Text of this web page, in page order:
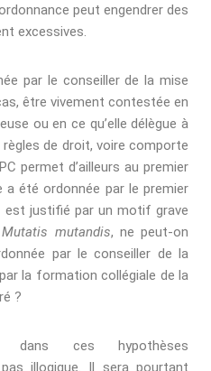
peut engendrer des
excessives.
par le conseiller de la mise
être vivement contestée en
ou en ce qu’elle délègue à
de droit, voire comporte
permet d’ailleurs au premier
a été ordonnée par le premier
est justiﬁé par un motif grave
Mutatis mutandis, ne peut-on
par le conseiller de la
la formation collégiale de la
?
dans ces hypothèses
pas illogique. Il sera pourtant